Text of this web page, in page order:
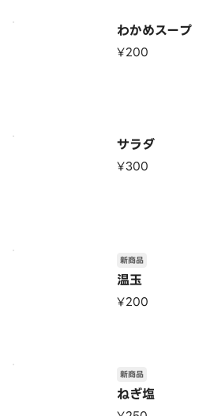
わかめスープ
¥200
サラダ
¥300
温玉
新商品
¥200
ねぎ塩
新商品